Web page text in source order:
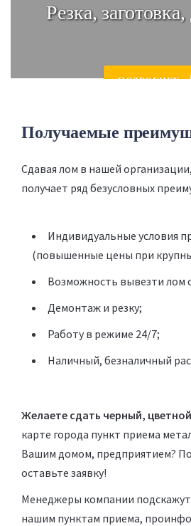
или
Резка,
ПОДРОБНЕЕ
Получаемые
Сдавая лом в нашей
получает ряд безусловных
Индивидуальные условия
(повышенные цены при
Возможность вывезти лом
Демонтаж и резку;
Работу в режиме 24/7;
Наличный, безналичный
Желаете сдать черный,
карте города пункт приема
Вашим домом, предприятием?
оставьте заявку!
Менеджеры компании
нашим пунктам приема,